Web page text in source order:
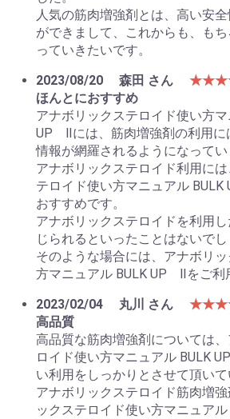
人気の筋肉増強剤とは、高い安
ができまして、これからも、も
っていきたいです。
2023/08/20
森田 さん
ほんとにおすすめ
アナボリックステロイド使い方
UP Ⅱには、筋肉増強剤の利用に
情報が網羅されるようになってい
アナボリックステロイド利用に
テロイド使い方マニュアル
おすすめです。
アナボリックステロイドを利用
じられるといったことはないでし
そのような場合には、アナボリ
方マニュアル BULK UP Ⅱをご利
2023/02/04
丸川 さん
高品質
高品質な筋肉増強剤については
ロイド使い方マニュアル BULK
い利用をしっかりとさせて頂いて
アナボリックステロイド筋肉増
ックステロイド使い方マニュア